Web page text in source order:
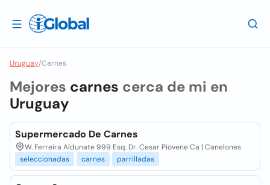
Uruguay/Carnes
Mejores carnes cerca de mi en
Uruguay
Supermercado De Carnes
W. Ferreira Aldunate 999 Esq. Dr. Cesar Piovene Ca | Canelones
seleccionadas
carnes parrilladas